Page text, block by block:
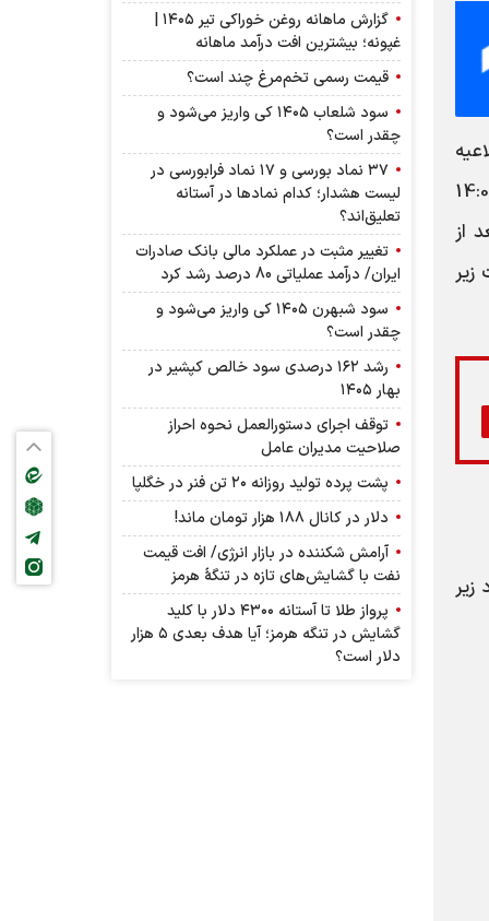
عمومی عادی سالیانه راُس ساعت 14:00
از
زیر
گزارش ماهانه روغن خوراکی تیر ۱۴۰۵ |
غپونه؛ بیشترین افت درآمد ماهانه
قیمت رسمی تخم‌مرغ چند است؟
سود شلعاب ۱۴۰۵ کی واریز می‌شود و
چقدر است؟
۳۷ نماد بورسی و ۱۷ نماد فرابورسی در
لیست هشدار؛ کدام نماد‌ها در آستانه
تعلیق‌اند؟
تغییر مثبت در عملکرد مالی بانک صادرات
ایران/ درآمد عملیاتی 80 درصد رشد کرد
سود شبهرن ۱۴۰۵ کی واریز می‌شود و
چقدر است؟
رشد ۱۶۲ درصدی سود خالص کپشیر در
بهار ۱۴۰۵
توقف اجرای دستورالعمل نحوه احراز
صلاحیت مدیران عامل
پشت پرده تولید روزانه ۲۰ تن فنر در خگلپا
دلار در کانال ۱۸۸ هزار تومان ماند!
آرامش شکننده در بازار انرژی/ افت قیمت
نفت با گشایش‌های تازه در تنگۀ هرمز
پرواز طلا تا آستانه ۴۳۰۰ دلار با کلید
گشایش در تنگه هرمز؛ آیا هدف بعدی ۵ هزار
دلار است؟